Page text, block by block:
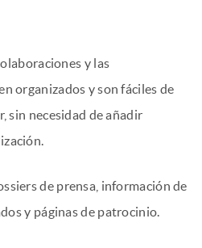
y las
organizados y son fáciles de
sin necesidad de añadir
de prensa, información de
y páginas de patrocinio.